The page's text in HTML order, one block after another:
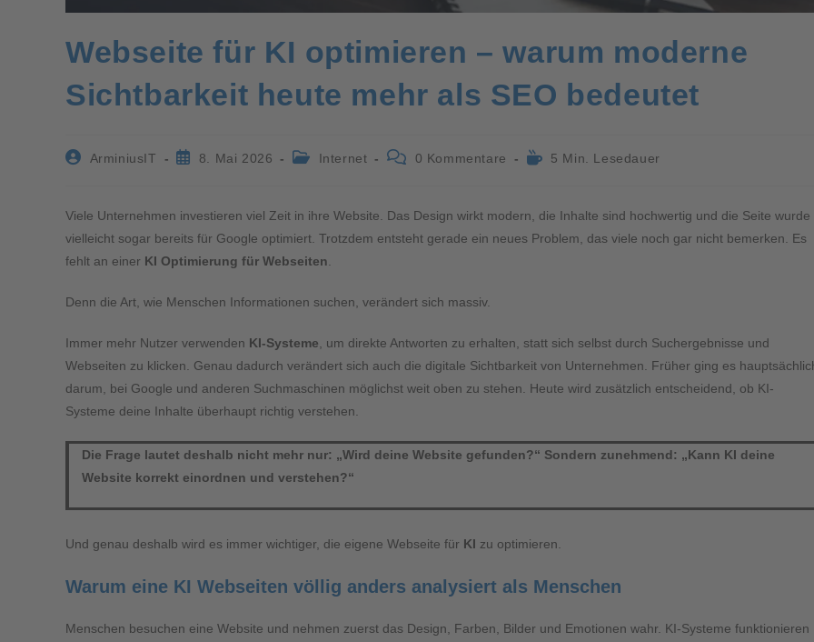
Webseite für KI optimieren – warum moderne
Sichtbarkeit heute mehr als SEO bedeutet
ArminiusIT 8. Mai 2026 Internet 0 Kommentare 5 Min. Lesedauer
Viele Unternehmen investieren viel Zeit in ihre Website. Das Design wirkt modern, die Inhalte sind hochwertig und die Seite wurde
vielleicht sogar bereits für Google optimiert. Trotzdem entsteht gerade ein neues Problem, das viele noch gar nicht bemerken. Es
fehlt an einer KI Optimierung für Webseiten
Denn die Art, wie Menschen Informationen suchen, verändert sich massiv.
Immer mehr Nutzer verwenden KI-Systeme , um direkte Antworten zu erhalten, statt sich selbst durch Suchergebnisse und
Webseiten zu klicken. Genau dadurch verändert sich auch die digitale Sichtbarkeit von Unternehmen. Früher ging es
darum, bei Google und anderen Suchmaschinen möglichst weit oben zu stehen. Heute wird zusätzlich entscheidend, ob KI-
Systeme deine Inhalte überhaupt richtig verstehen.
Die Frage lautet deshalb nicht mehr nur: „Wird deine Website gefunden?“ Sondern zunehmend: „Kann KI deine
Website korrekt einordnen und verstehen?“
Und genau deshalb wird es immer wichtiger, die eigene Webseite für KI zu optimieren.
Warum eine KI Webseiten völlig anders analysiert als Menschen
Menschen besuchen eine Website und nehmen zuerst das Design, Farben, Bilder und Emotionen wahr. KI-Systeme funktionieren